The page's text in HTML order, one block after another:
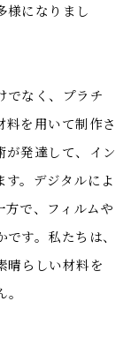
様になりまし
でなく、プラチ
を用いて制作さ
が発達して、イン
。デジタルによ
で、フィルムや
す。私たちは、
晴らしい材料を